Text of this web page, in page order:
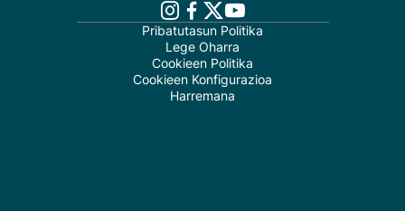
Pribatutasun Politika
Lege Oharra
Cookieen Politika
Cookieen Konfigurazioa
Harremana